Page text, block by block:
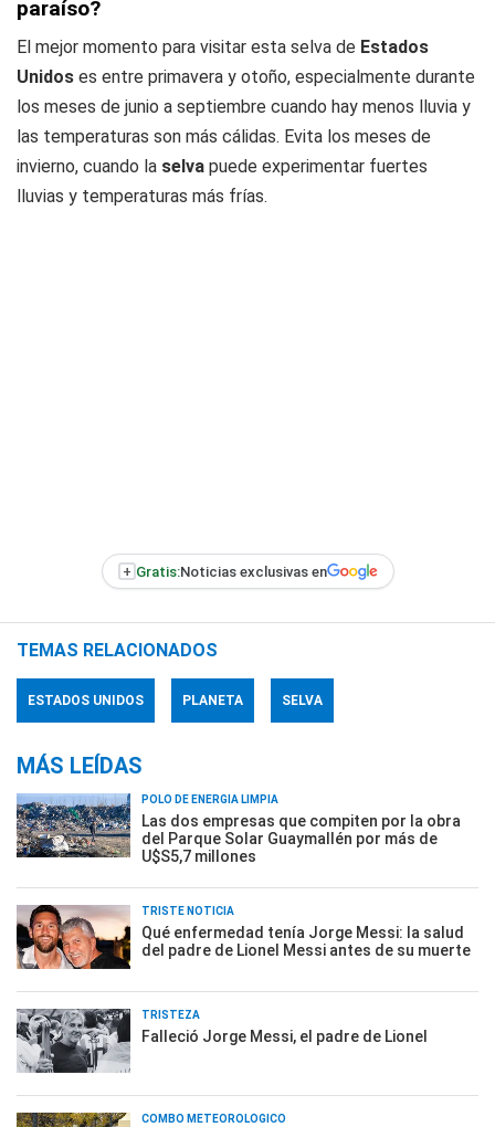
paraíso?
El mejor momento para visitar esta selva de Estados
Unidos es entre primavera y otoño, especialmente durante
los meses de junio a septiembre cuando hay menos lluvia y
las temperaturas son más cálidas. Evita los meses de
invierno, cuando la selva puede experimentar fuertes
lluvias y temperaturas más frías.
+ Gratis:Noticias exclusivas en
TEMAS RELACIONADOS
ESTADOS UNIDOS PLANETA SELVA
MÁS LEÍDAS
POLO DE ENERGÍA LIMPIA
Las dos empresas que compiten por la obra
del Parque Solar Guaymallén por más de
U$S5,7 millones
TRISTE NOTICIA
Qué enfermedad tenía Jorge Messi: la salud
del padre de Lionel Messi antes de su muerte
TRISTEZA
Falleció Jorge Messi, el padre de Lionel
COMBO METEOROLÓGICO